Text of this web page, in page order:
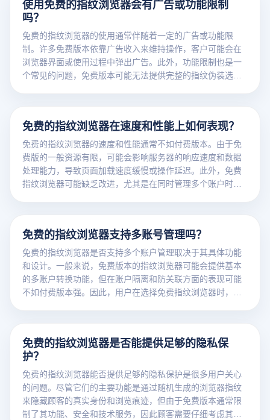
使用免费的指纹浏览器会有广告或功能限制
吗？
免费的指纹浏览器的使用通常伴随着一定的广告或功能限
制。许多免费版本依靠广告收入来维持操作，客户可能会在
浏览器界面或使用过程中弹出广告。此外，功能限制也是一
个常见的问题，免费版本可能无法提供完整的指纹伪装选
免费的指纹浏览器在速度和性能上如何表现？
免费的指纹浏览器的速度和性能通常不如付费版本。由于免
费版的一般资源有限，可能会影响服务器的响应速度和数据
处理能力，导致页面加载速度缓慢或操作延迟。此外，免费
指纹浏览器可能缺乏改进，尤其是在同时管理多个账户时，
免费的指纹浏览器支持多账号管理吗？
免费的指纹浏览器是否支持多个账户管理取决于其具体功能
和设计。一般来说，免费版本的指纹浏览器可能会提供基本
的多账户转换功能，但在账户隔离和防关联方面的表现可能
不如付费版本强。因此，用户在选择免费指纹浏览器时，应
免费的指纹浏览器是否能提供足够的隐私保
护？
免费的指纹浏览器能否提供足够的隐私保护是很多用户关心
的问题。尽管它们的主要功能是通过随机生成的浏览器指纹
来隐藏顾客的真实身份和浏览痕迹，但由于免费版本通常限
制了其功能、安全和技术服务，因此顾客需要仔细考虑其隐